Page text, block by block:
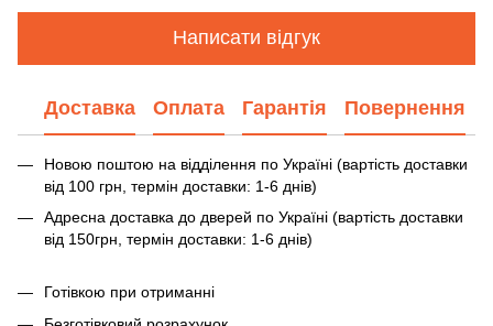
Написати відгук
Доставка Оплата Гарантія Повернення
Новою поштою на відділення по Україні (вартість доставки
від 100 грн, термін доставки: 1-6 днів)
Адресна доставка до дверей по Україні (вартість доставки
від 150грн, термін доставки: 1-6 днів)
Готівкою при отриманні